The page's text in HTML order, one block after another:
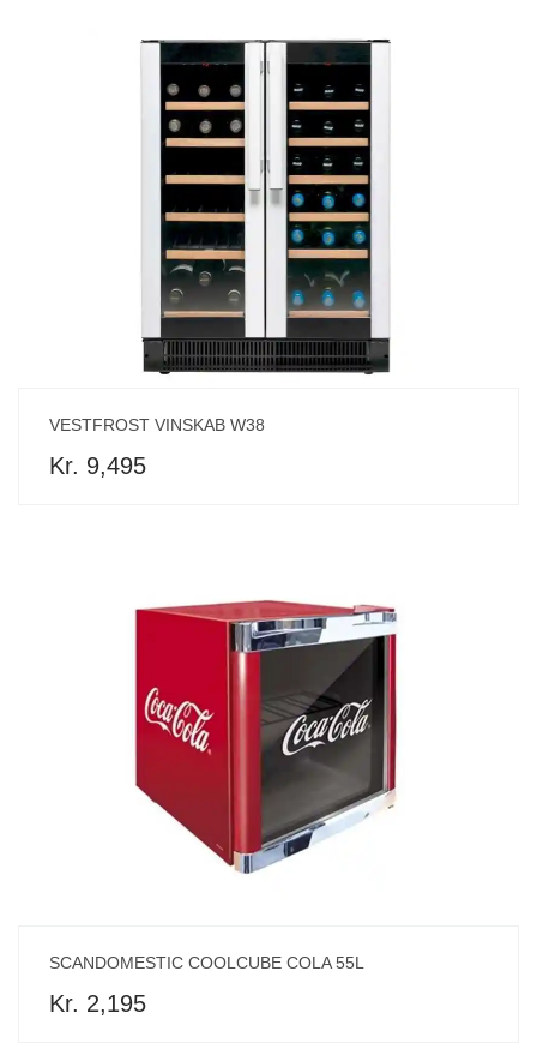
VESTFROST VINSKAB W38
Kr. 9,495
SCANDOMESTIC COOLCUBE COLA 55L
Kr. 2,195